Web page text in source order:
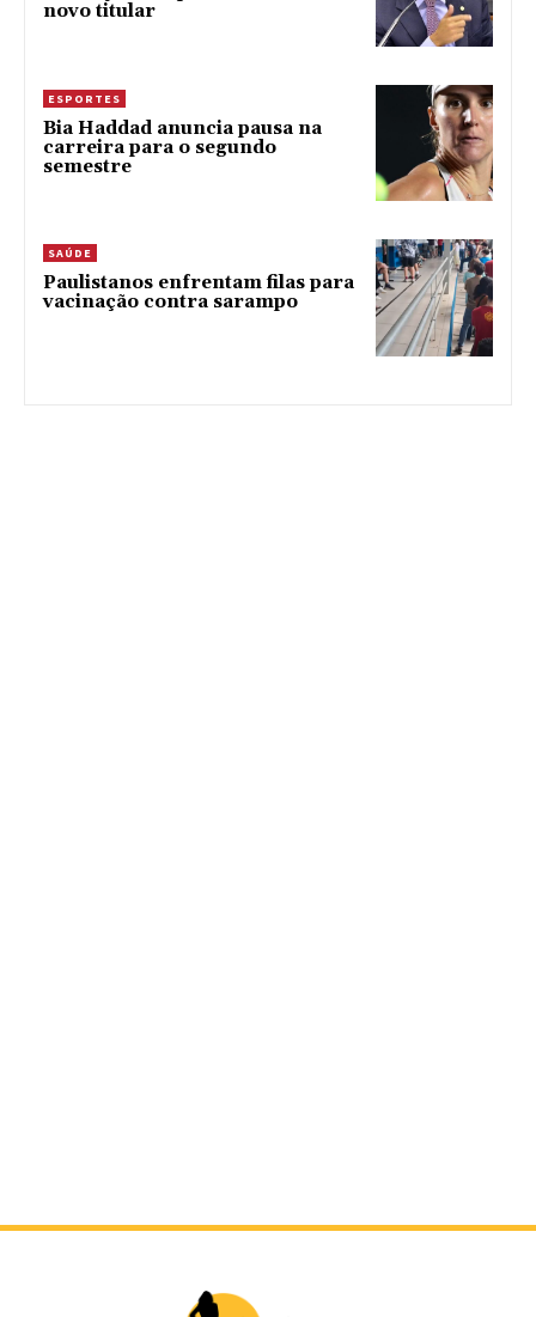
novo titular
ESPORTES
Bia Haddad anuncia pausa na
carreira para o segundo
semestre
SAÚDE
Paulistanos enfrentam filas para
vacinação contra sarampo